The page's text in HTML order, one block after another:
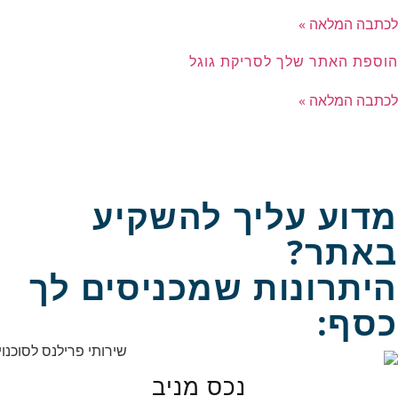
לכתבה המלאה »
הוספת האתר שלך לסריקת גוגל
לכתבה המלאה »
מדוע עליך להשקיע
באתר?
היתרונות שמכניסים לך
כסף:
נכס מניב